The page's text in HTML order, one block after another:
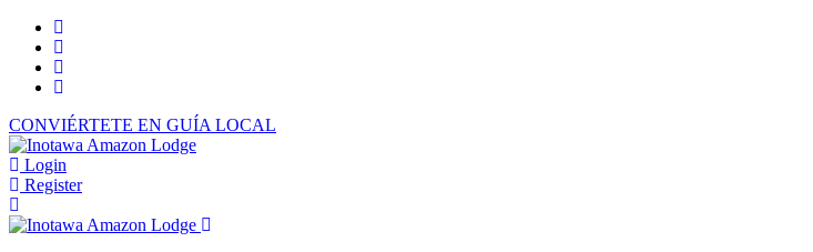
CONVIÉRTETE EN GUÍA LOCAL
Login
Register